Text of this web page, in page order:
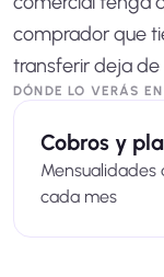
comprador que
transferir deja de
DÓNDE LO VERÁS
Cobros y
Mensualidades
cada mes